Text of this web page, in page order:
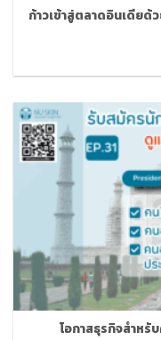
ก้าวเข้าสู่ตลาดอินเดียด้
โอกาสธุรกิจสำหรั